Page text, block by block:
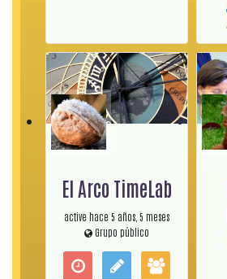
El Arco TimeLab
active hace 5 años, 5 meses
Grupo público